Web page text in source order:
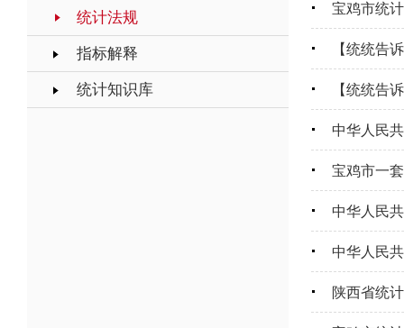
统计法规
指标解释
统计知识库
宝鸡市统
【统统告
【统统告
中华人民
宝鸡市一
中华人民
中华人民
陕西省统